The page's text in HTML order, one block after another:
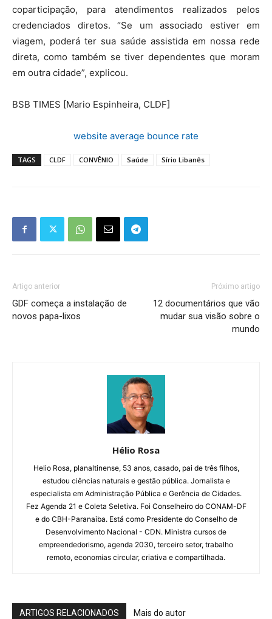
coparticipação, para atendimentos realizados pelos
credenciados diretos. “Se um associado estiver em
viagem, poderá ter sua saúde assistida em nossa rede
direta, como também se tiver dependentes que moram
em outra cidade”, explicou.
BSB TIMES [Mario Espinheira, CLDF]
website average bounce rate
TAGS CLDF CONVÊNIO Saúde Sírio Libanês
Artigo anterior
GDF começa a instalação de
novos papa-lixos
Próximo artigo
12 documentários que vão
mudar sua visão sobre o
mundo
Hélio Rosa
Helio Rosa, planaltinense, 53 anos, casado, pai de três filhos,
estudou ciências naturais e gestão pública. Jornalista e
especialista em Administração Pública e Gerência de Cidades.
Fez Agenda 21 e Coleta Seletiva. Foi Conselheiro do CONAM-DF
e do CBH-Paranaiba. Está como Presidente do Conselho de
Desenvolvimento Nacional - CDN. Ministra cursos de
empreendedorismo, agenda 2030, terceiro setor, trabalho
remoto, economias circular, criativa e compartilhada.
ARTIGOS RELACIONADOS Mais do autor